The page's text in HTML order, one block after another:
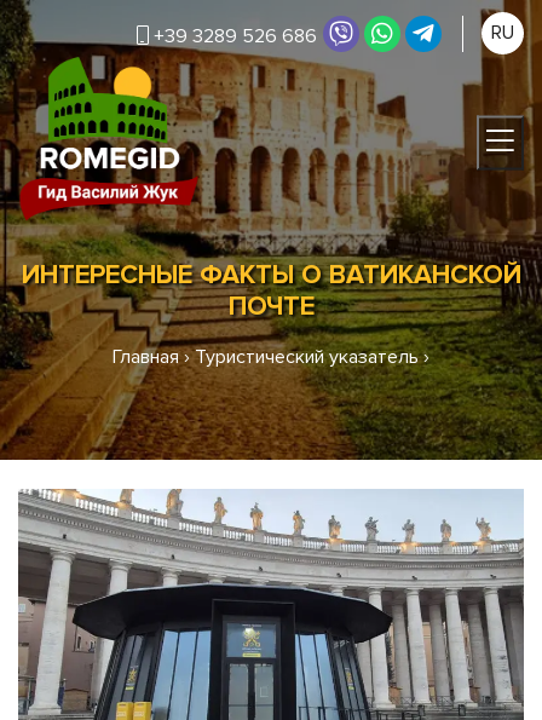
+39 3289 526 686 RU
ИНТЕРЕСНЫЕ ФАКТЫ О ВАТИКАНСКОЙ
ПОЧТЕ
Главная›Туристический указатель›